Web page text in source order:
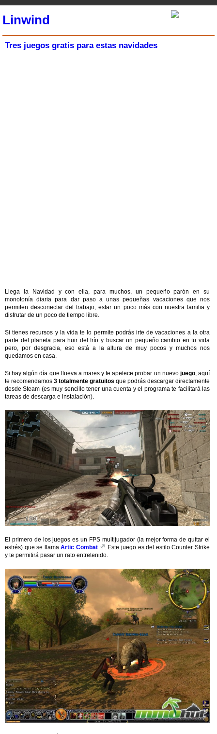
Linwind
Tres juegos gratis para estas navidades
Llega la Navidad y con ella, para muchos, un pequeño parón en su
monotonía diaria para dar paso a unas pequeñas vacaciones que nos
permiten desconectar del trabajo, estar un poco más con nuestra familia y
disfrutar de un poco de tiempo libre.
Si tienes recursos y la vida te lo permite podrás irte de vacaciones a la otra
parte del planeta para huir del frío y buscar un pequeño cambio en tu vida
pero, por desgracia, eso está a la altura de muy pocos y muchos nos
quedamos en casa.
Si hay algún día que llueva a mares y te apetece probar un nuevo juego, aquí
te recomendamos 3 totalmente gratuitos que podrás descargar directamente
desde Steam (es muy sencillo tener una cuenta y el programa te facilitará las
tareas de descarga e instalación).
El primero de los juegos es un FPS multijugador (la mejor forma de quitar el
estrés) que se llamaArtic Combat
. Este juego es del estilo Counter Strike
y te permitirá pasar un rato entretenido.